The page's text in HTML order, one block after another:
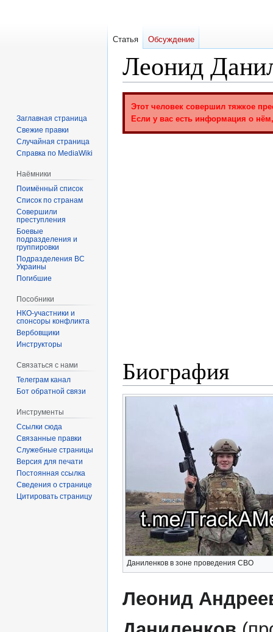
Леонид
навигации
Этот человек совершил тяжкое
Если у вас есть информация о
Биография
Даниленков в зоне проведения СВО
Леонид
Статья Обсуждение
Заглавная страница
Свежие правки
Случайная страница
Справка по MediaWiki
Наёмники
Поимённый список
Список по странам
Совершили
преступления
Боевые
подразделения и
группировки
Подразделения ВС
Украины
Погибшие
Пособники
спонсоры конфликта
‏‎Вербовщики
Инструкторы
Связаться с нами
Телеграм канал
Бот обратной связи
Инструменты
Ссылки сюда
Связанные правки
Служебные страницы
Версия для печати
Постоянная ссылка
Сведения о странице
Цитировать страницу